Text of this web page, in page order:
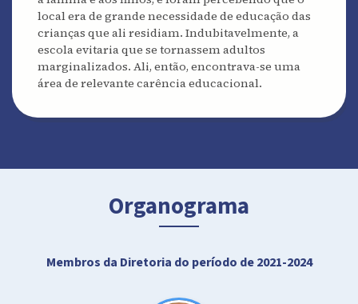
local era de grande necessidade de educação das
crianças que ali residiam. Indubitavelmente, a
escola evitaria que se tornassem adultos
marginalizados. Ali, então, encontrava-se uma
área de relevante carência educacional.
o projeto iniciado e continuado por Terezinha
Oliveira tem o objetivo de que as crianças que ali
residem possam ter auxílio educacional e
humanitário.
Organograma
Membros da Diretoria do período de 2021-2024